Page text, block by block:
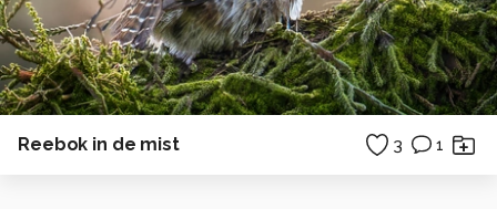
Reebok in de mist 3 1